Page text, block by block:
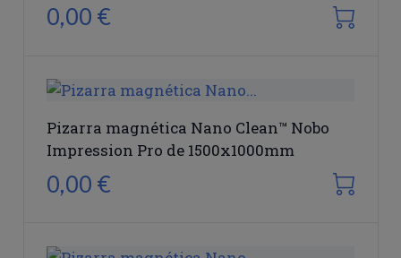
0,00 €
Pizarra magnética Nano Clean™ Nobo
Impression Pro de 1500x1000mm
0,00 €